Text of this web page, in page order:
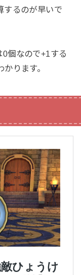
するのが早いで
個なので+1する
ります。